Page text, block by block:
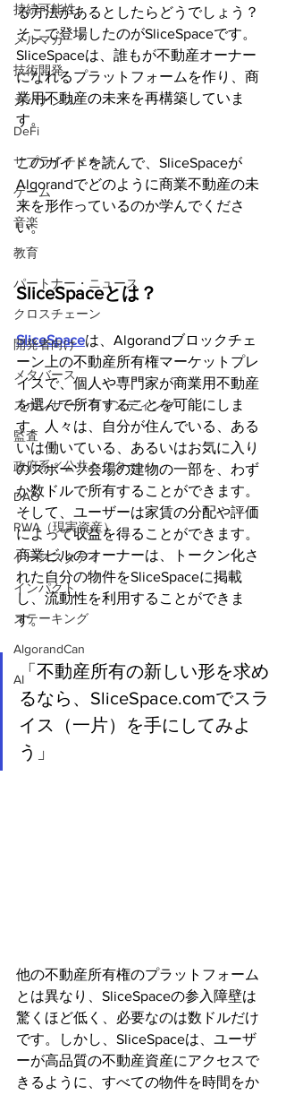
持続可能性
メルマガ
技術開発
ガバナンス
DeFi
サプライチェーン
ゲーム
音楽
教育
パートナー・ニュース
クロスチェーン
開発者向け
メタバース
スポンサー／ファンディング
監査
政府系／公共セクター
DAO
RWA（現実資産）
ケーススタディ
インパクト
ステーキング
AlgorandCan
AI
る方法があるとしたらどうでしょう？
そこで登場したのがSliceSpaceです。
SliceSpaceは、誰もが不動産オーナー
になれるプラットフォームを作り、商
業用不動産の未来を再構築していま
す。
このガイドを読んで、SliceSpaceが
Algorandでどのように商業不動産の未
来を形作っているのか学んでくださ
い。
SliceSpaceとは？
SliceSpaceは、Algorandブロックチェ
ーン上の不動産所有権マーケットプレ
イスで、個人や専門家が商業用不動産
を選んで所有することを可能にしま
す。人々は、自分が住んでいる、ある
いは働いている、あるいはお気に入り
のスポーツ会場の建物の一部を、わず
か数ドルで所有することができます。
そして、ユーザーは家賃の分配や評価
によって収益を得ることができます。
商業ビルのオーナーは、トークン化さ
れた自分の物件をSliceSpaceに掲載
し、流動性を利用することができま
す。
「不動産所有の新しい形を求め
るなら、SliceSpace.comでスラ
イス（一片）を手にしてみよ
う」
他の不動産所有権のプラットフォーム
とは異なり、SliceSpaceの参入障壁は
驚くほど低く、必要なのは数ドルだけ
です。しかし、SliceSpaceは、ユーザ
ーが高品質の不動産資産にアクセスで
きるように、すべての物件を時間をか